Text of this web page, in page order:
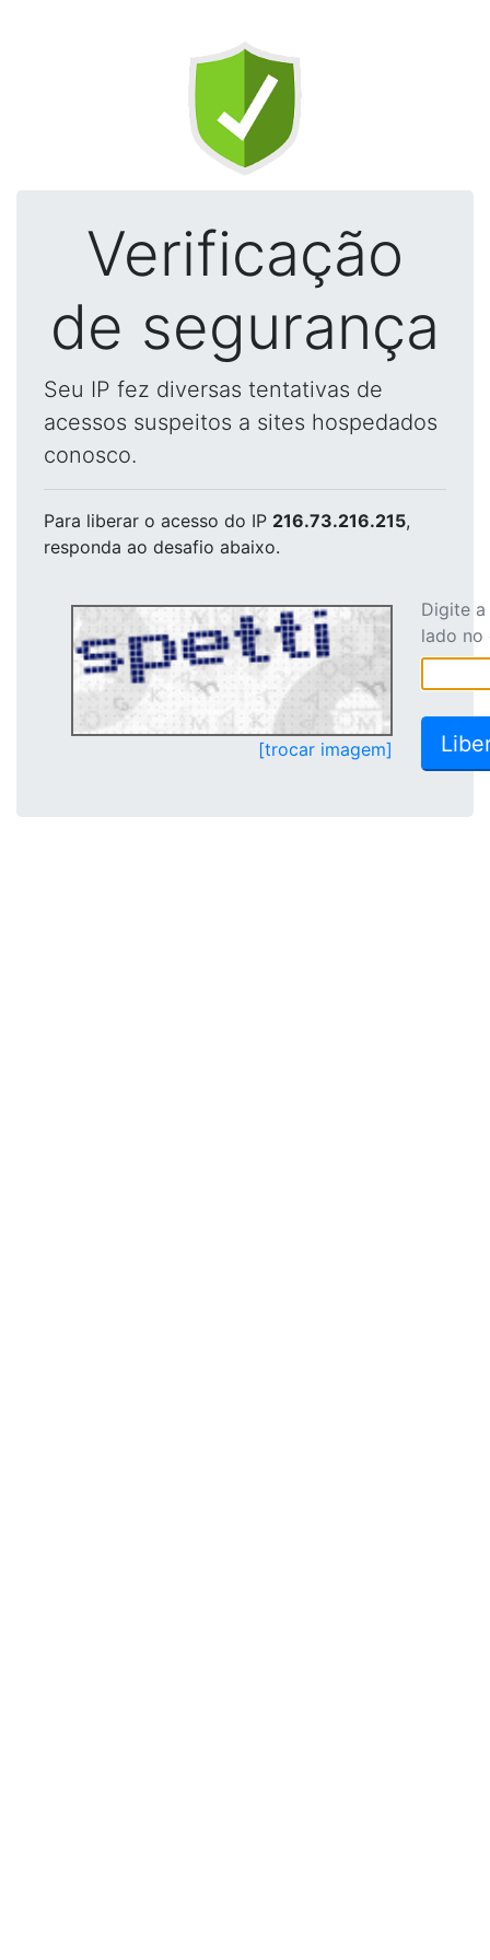
Verificação
de segurança
Seu IP fez diversas tentativas de
acessos suspeitos a sites hospedados
conosco.
Para liberar o acesso do IP 216.73.216.215,
responda ao desafio abaixo.
[trocar imagem]
Digite
lado no